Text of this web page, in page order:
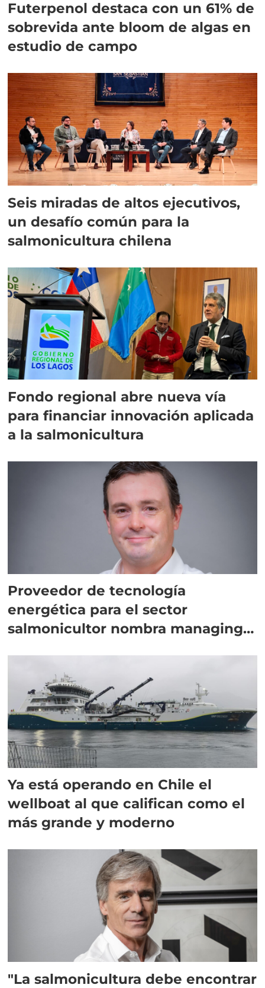
Futerpenol destaca con un 61% de
sobrevida ante bloom de algas en
estudio de campo
Seis miradas de altos ejecutivos,
un desafío común para la
salmonicultura chilena
Fondo regional abre nueva vía
para financiar innovación aplicada
a la salmonicultura
Proveedor de tecnología
energética para el sector
salmonicultor nombra managing
Ya está operando en Chile el
wellboat al que califican como el
más grande y moderno
"La salmonicultura debe encontrar